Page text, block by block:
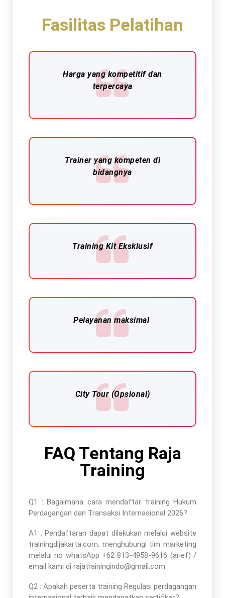
Fasilitas Pelatihan
Harga yang kompetitif dan
terpercaya
Trainer yang kompeten di
bidangnya
Training Kit Eksklusif​
Pelayanan maksimal
City Tour (Opsional)
FAQ Tentang Raja
Training
Q1 : Bagaimana cara mendaftar training Hukum
Perdagangan dan Transaksi Internasional 2026?
A1 : Pendaftaran dapat dilakukan melalui website
trainingdijakarta.com, menghubungi tim marketing
melalui no whatsApp +62 813-4958-9616 (arief) /
email kami di rajatrainingindo@gmail.com
Q2 : Apakah peserta training Regulasi perdagangan